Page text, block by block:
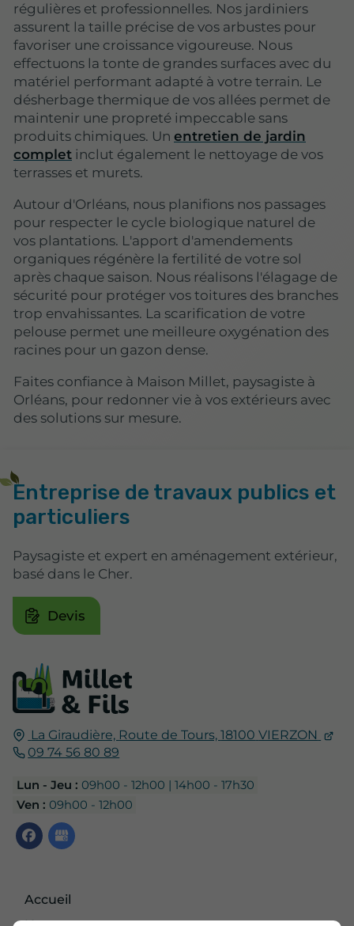
régulières et professionnelles. Nos jardiniers
assurent la taille précise de vos arbustes pour
favoriser une croissance vigoureuse. Nous
effectuons la tonte de grandes surfaces avec du
matériel performant adapté à votre terrain. Le
désherbage thermique de vos allées permet de
maintenir une propreté impeccable sans
produits chimiques. Un entretien de jardin
complet inclut également le nettoyage de vos
terrasses et murets.
Autour d'Orléans, nous planifions nos passages
pour respecter le cycle biologique naturel de
vos plantations. L'apport d'amendements
organiques régénère la fertilité de votre sol
après chaque saison. Nous réalisons l'élagage de
sécurité pour protéger vos toitures des branches
trop envahissantes. La scarification de votre
pelouse permet une meilleure oxygénation des
racines pour un gazon dense.
Faites confiance à Maison Millet, paysagiste à
Orléans, pour redonner vie à vos extérieurs avec
des solutions sur mesure.
La Giraudière, Route de Tours,18100 VIERZON
09 74 56 80 89
Lun - Jeu : 09h00 - 12h00 | 14h00 - 17h30
Ven : 09h00 - 12h00
Accueil
Entreprise de travaux publics et
particuliers
Paysagiste et expert en aménagement extérieur,
basé dans le Cher.
Devis